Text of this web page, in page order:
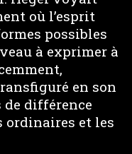
où l’esprit
possibles
à exprimer à
en son
différence
ordinaires et les